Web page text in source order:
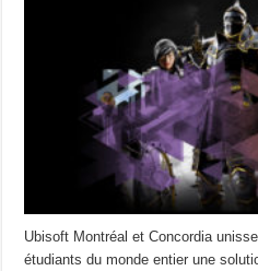
Ubisoft Montréal et Concordia
étudiants du monde entier une